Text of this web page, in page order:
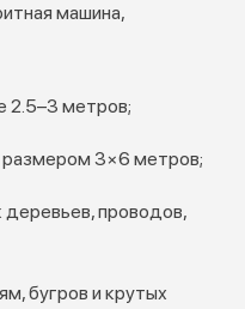
машина,
2.5–3 метров;
3×6 метров;
деревьев, проводов,
бугров и крутых